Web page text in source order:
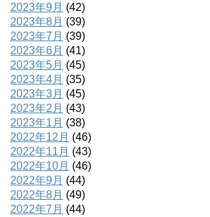
2023年9月 (42)
2023年8月 (39)
2023年7月 (39)
2023年6月 (41)
2023年5月 (45)
2023年4月 (35)
2023年3月 (45)
2023年2月 (43)
2023年1月 (38)
2022年12月 (46)
2022年11月 (43)
2022年10月 (46)
2022年9月 (44)
2022年8月 (49)
2022年7月 (44)